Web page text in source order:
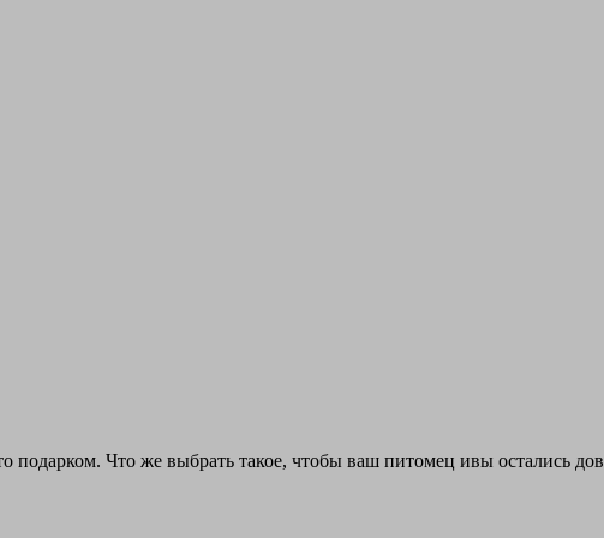
подарком. Что же выбрать такое, чтобы ваш питомец ивы остались